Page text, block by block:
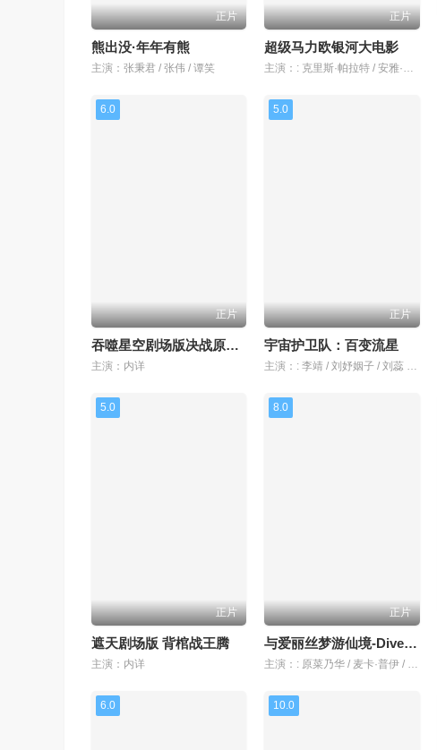
正片
熊出没·年年有熊
主演：张秉君 / 张伟 / 谭笑
正片
超级马力欧银河大电影
主演：: 克里斯·帕拉特 / 安雅·泰勒-乔伊 / 查理·戴 / 杰克·布莱克 / 布丽·拉尔森 /
6.0
正片
吞噬星空剧场版决战原始星
主演：内详
5.0
正片
宇宙护卫队：百变流星
主演：: 李靖 / 刘妤姻子 / 刘蕊 / 姜英俊
5.0
正片
遮天剧场版 背棺战王腾
主演：内详
8.0
正片
与爱丽丝梦游仙境-Dive in Wonderland-
主演：: 原菜乃华 / 麦卡·普伊 / 山本耕史 / 八岛智人 / 小杉龙一 /
6.0 10.0